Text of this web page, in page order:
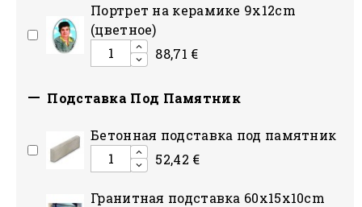
Портрет на керамике 9x12cm
(цветное)
88,71 €
 Подставка Под Памятник
Бетонная подставка под памятник
52,42 €
Гранитная подставка 60x15x10cm